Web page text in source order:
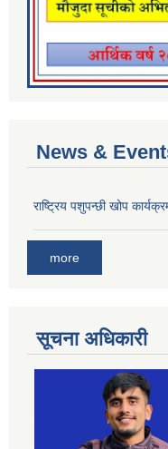
News &
राष्ट्रिय पशुपन्छी खोप
more
सूचना अधिकारी